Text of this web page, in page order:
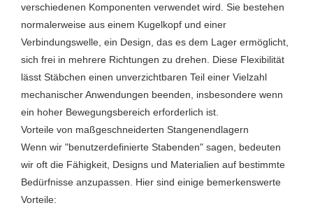
verschiedenen Komponenten verwendet wird. Sie bestehen
normalerweise aus einem Kugelkopf und einer
Verbindungswelle, ein Design, das es dem Lager ermöglicht,
sich frei in mehrere Richtungen zu drehen. Diese Flexibilität
lässt Stäbchen einen unverzichtbaren Teil einer Vielzahl
mechanischer Anwendungen beenden, insbesondere wenn
ein hoher Bewegungsbereich erforderlich ist.
Vorteile von maßgeschneiderten Stangenendlagern
Wenn wir "benutzerdefinierte Stabenden" sagen, bedeuten
wir oft die Fähigkeit, Designs und Materialien auf bestimmte
Bedürfnisse anzupassen. Hier sind einige bemerkenswerte
Vorteile: